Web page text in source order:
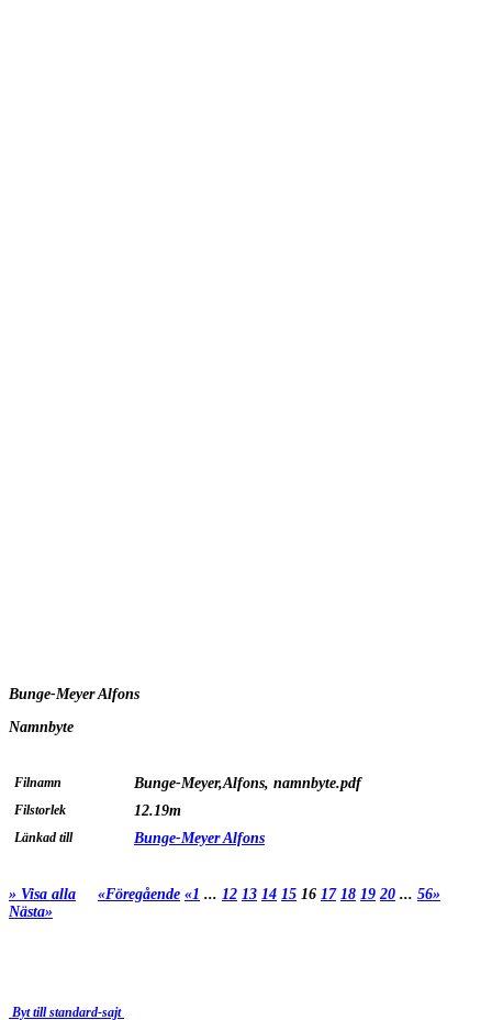
Bunge-Meyer Alfons
Namnbyte
Filnamn Bunge-Meyer,Alfons, namnbyte.pdf
Filstorlek 12.19m
Länkad till Bunge-Meyer Alfons
» Visa alla «Föregående «1 ... 12 13 14 15 16 17 18 19 20 ... 56»
Nästa»
Byt till standard-sajt